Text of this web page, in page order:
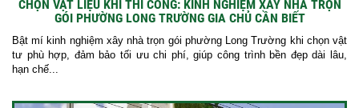
CHỌN VẬT LIỆU KHI THI CÔNG: KINH NGHIỆM XÂY NHÀ TRỌN
GÓI PHƯỜNG LONG TRƯỜNG GIA CHỦ CẦN BIẾT
Bật mí kinh nghiệm xây nhà trọn gói phường Long Trường khi chọn vật
tư phù hợp, đảm bảo tối ưu chi phí, giúp công trình bền đẹp dài lâu,
hạn chế...